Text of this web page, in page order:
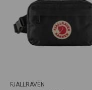
FJALLRAVEN